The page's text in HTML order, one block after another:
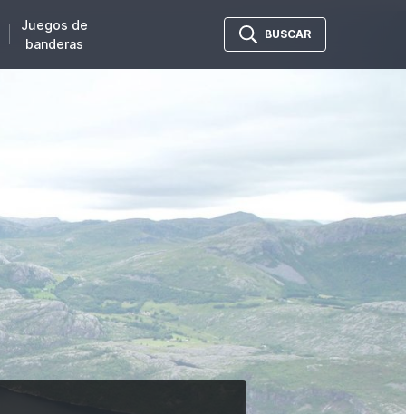
Juegos de
banderas
BUSCAR